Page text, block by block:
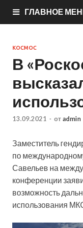
ГЛАВНОЕ
КОСМОС
В
13.09.2021 - от admin
Заместитель
по
Савельев на
конференции
возможность
использования